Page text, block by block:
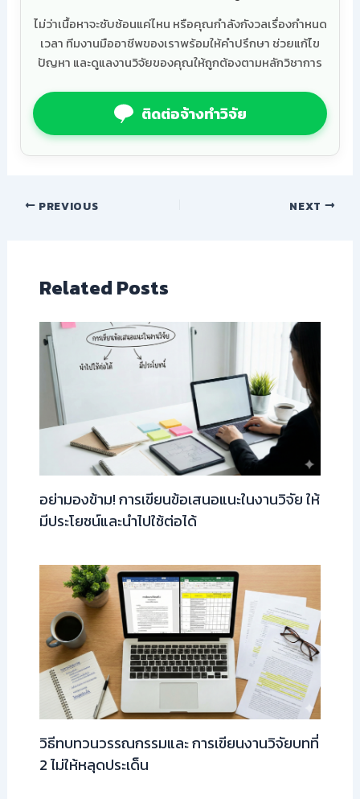
ไม่ว่าเนื้อหาจะซับซ้อนแค่ไหน หรือคุณกำลังกังวลเรื่องกำหนด
เวลา ทีมงานมืออาชีพของเราพร้อมให้คำปรึกษา ช่วยแก้ไข
ปัญหา และดูแลงานวิจัยของคุณให้ถูกต้องตามหลักวิชาการ
ติดต่อจ้างทำวิจัย
PREVIOUS NEXT
Related Posts
อย่ามองข้าม! การเขียนข้อเสนอแนะในงานวิจัย ให้
มีประโยชน์และนำไปใช้ต่อได้
วิธีทบทวนวรรณกรรมและ การเขียนงานวิจัยบทที่
2 ไม่ให้หลุดประเด็น